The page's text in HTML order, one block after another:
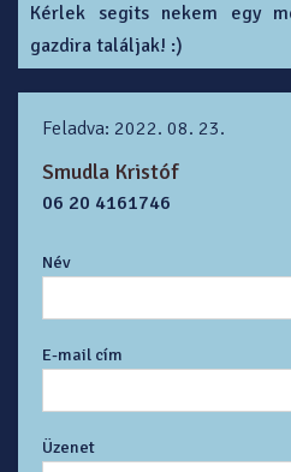
Kérlek segits nekem egy
gazdira találjak! :)
Feladva: 2022. 08. 23.
Smudla Kristóf
06 20 4161746
Név
E-mail cím
Üzenet